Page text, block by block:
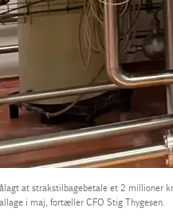
at strakstilbagebetale et 2 millioner
i maj, fortæller CFO Stig Thygesen.